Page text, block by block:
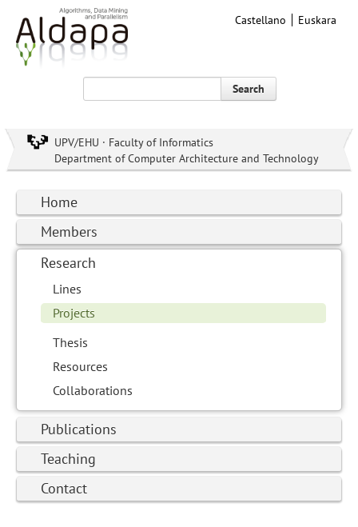
Castellano Euskara
Search
UPV/EHU · Faculty of Informatics
Department of Computer Architecture and Technology
Home
Members
Research
Lines
Projects
Thesis
Resources
Collaborations
Publications
Teaching
Contact